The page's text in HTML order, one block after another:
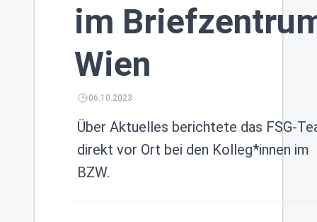
im
Wien
06.10.2023
Über Aktuelles berichtete das FSG-
direkt vor Ort bei den Kolleg*innen im
BZW.